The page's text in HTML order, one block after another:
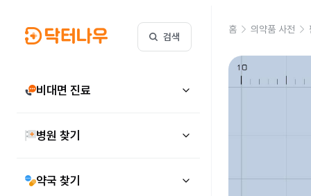
검색
비대면 진료
병원 찾기
약국 찾기
홈 의약품 사전